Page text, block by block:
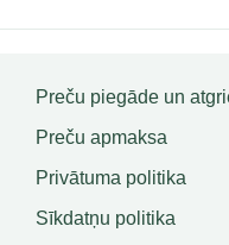
Preču piegāde un
Preču apmaksa
Privātuma politika
Sīkdatņu politika